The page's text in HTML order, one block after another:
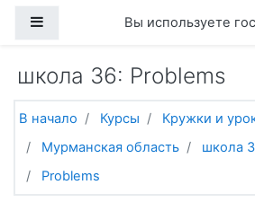
Боковая панельВы используете
школа 36: Problems
В начало Курсы
Кружки и
Мурманская область
школа
Problems